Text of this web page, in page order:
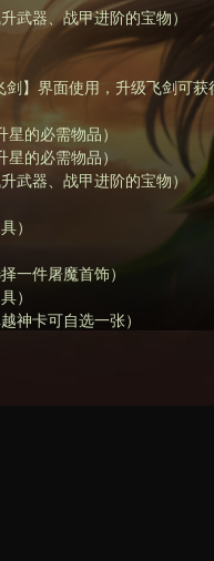
武器、战甲进阶的宝物）
】界面使用，升级飞剑可获
的必需物品）
的必需物品）
武器、战甲进阶的宝物）
）
一件屠魔首饰）
）
神卡可自选一张）